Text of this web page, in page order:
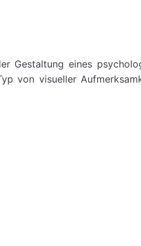
Gestaltung eines
von visueller